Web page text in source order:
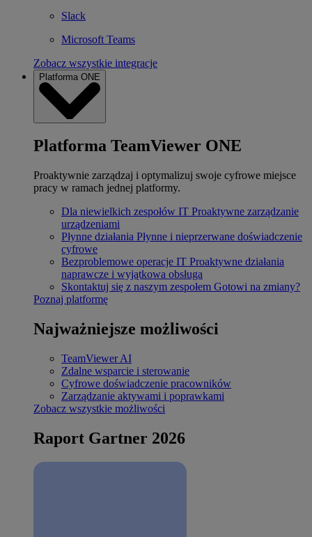
Slack
Microsoft Teams
Zobacz wszystkie integracje
Platforma ONE
Platforma TeamViewer ONE
Proaktywnie zarządzaj i optymalizuj swoje cyfrowe miejsce
pracy w ramach jednej platformy.
Dla niewielkich zespołów IT Proaktywne zarządzanie
urządzeniami
Płynne działania Płynne i nieprzerwane doświadczenie
cyfrowe
Bezproblemowe operacje IT Proaktywne działania
naprawcze i wyjątkowa obsługa
Skontaktuj się z naszym zespołem Gotowi na zmiany?
Poznaj platformę
Najważniejsze możliwości
TeamViewer AI
Zdalne wsparcie i sterowanie
Cyfrowe doświadczenie pracowników
Zarządzanie aktywami i poprawkami
Zobacz wszystkie możliwości
Raport Gartner 2026